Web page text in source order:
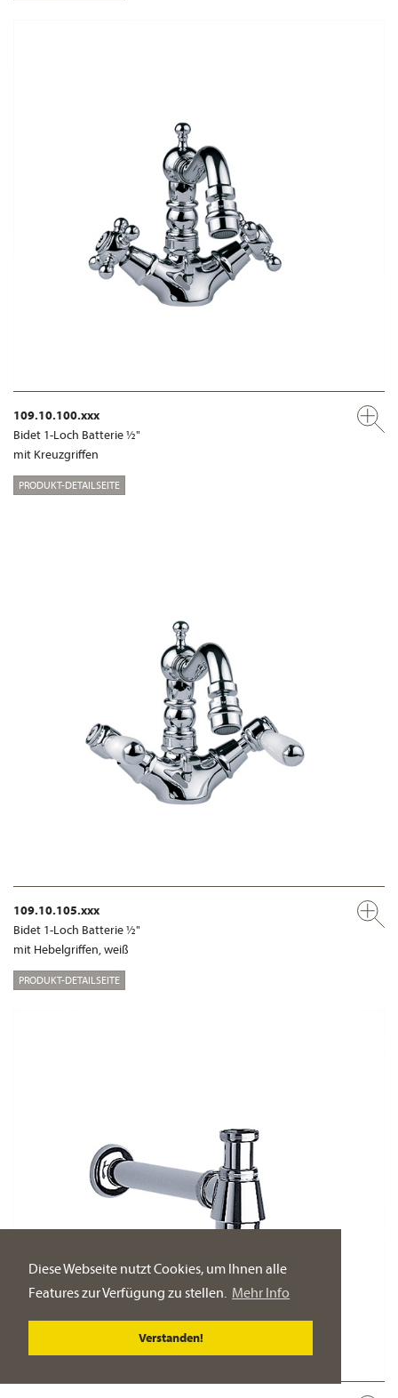
Diese Webseite nutzt Cookies, um Ihnen alle
Features zur Verfügung zu stellen. Mehr Info
Verstanden!
109.10.100.xxx
Bidet 1-Loch Batterie ½"
mit Kreuzgriffen
PRODUKT-DETAILSEITE
109.10.105.xxx
Bidet 1-Loch Batterie ½"
mit Hebelgriffen, weiß
PRODUKT-DETAILSEITE